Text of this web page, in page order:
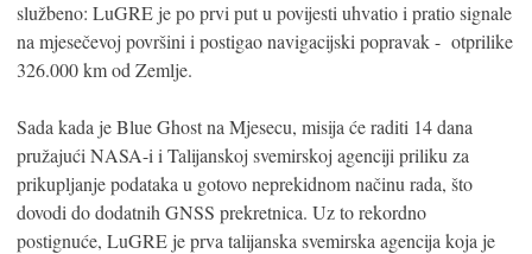
službeno: LuGRE je po prvi put u povijesti uhvatio i pratio signale
na mjesečevoj površini i postigao navigacijski popravak - otprilike
326.000 km od Zemlje.
Sada kada je Blue Ghost na Mjesecu, misija će raditi 14 dana
pružajući NASA-i i Talijanskoj svemirskoj agenciji priliku za
prikupljanje podataka u gotovo neprekidnom načinu rada, što
dovodi do dodatnih GNSS prekretnica. Uz to rekordno
postignuće, LuGRE je prva talijanska svemirska agencija koja je